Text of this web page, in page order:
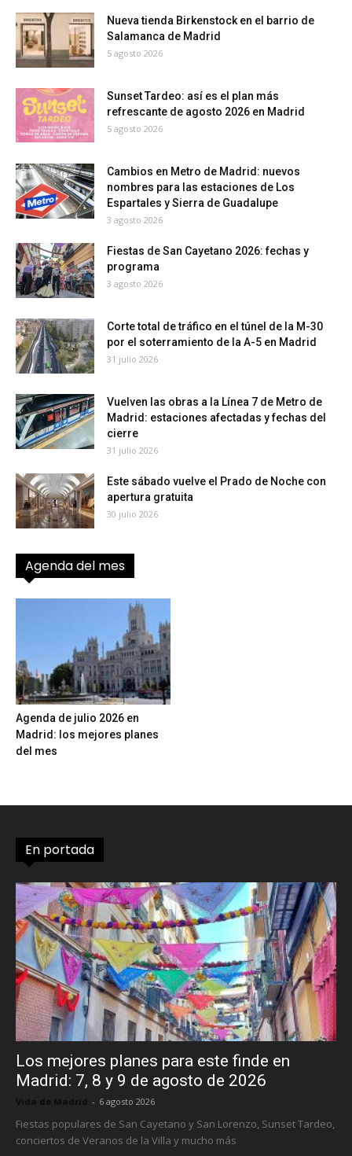
Nueva tienda Birkenstock en el barrio de
Salamanca de Madrid
5 agosto 2026
Sunset Tardeo: así es el plan más
refrescante de agosto 2026 en Madrid
5 agosto 2026
Cambios en Metro de Madrid: nuevos
nombres para las estaciones de Los
Espartales y Sierra de Guadalupe
3 agosto 2026
Fiestas de San Cayetano 2026: fechas y
programa
3 agosto 2026
Corte total de tráfico en el túnel de la M-30
por el soterramiento de la A-5 en Madrid
31 julio 2026
Vuelven las obras a la Línea 7 de Metro de
Madrid: estaciones afectadas y fechas del
cierre
31 julio 2026
Este sábado vuelve el Prado de Noche con
apertura gratuita
30 julio 2026
Agenda del mes
Agenda de julio 2026 en
Madrid: los mejores planes
del mes
En portada
Los mejores planes para este finde en
Madrid: 7, 8 y 9 de agosto de 2026
Vida de Madrid - 6 agosto 2026
Fiestas populares de San Cayetano y San Lorenzo, Sunset Tardeo,
conciertos de Veranos de la Villa y mucho más